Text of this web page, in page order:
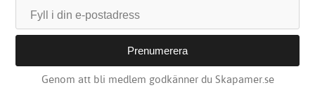
Genom att bli medlem godkänner du Skapamer.se